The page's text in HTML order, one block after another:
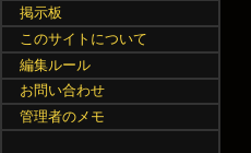
掲示板
このサイトについて
編集ルール
お問い合わせ
管理者のメモ